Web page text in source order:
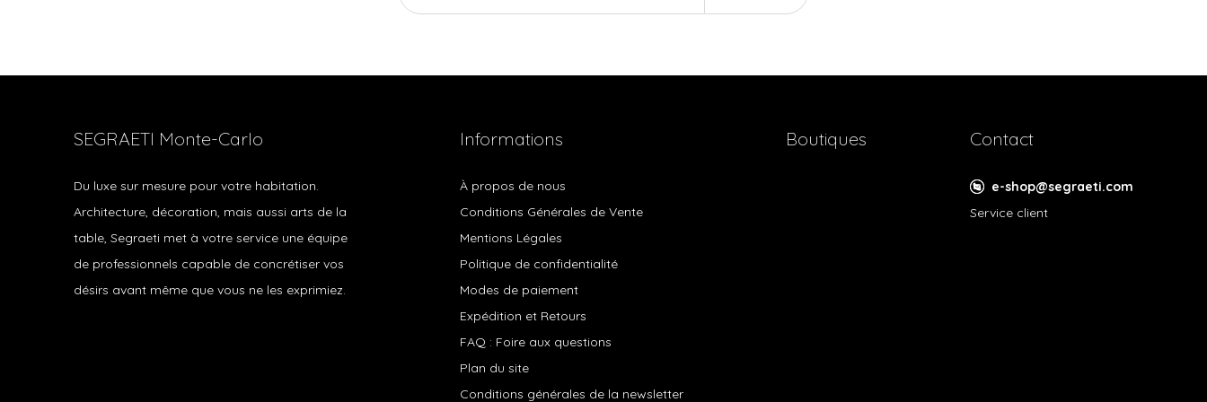
SEGRAETI Monte-Carlo
Du luxe sur mesure pour votre habitation.
Architecture, décoration, mais aussi arts de la
table, Segraeti met à votre service une équipe
de professionnels capable de concrétiser vos
désirs avant même que vous ne les exprimiez.
Informations
À propos de nous
Conditions Générales de Vente
Mentions Légales
Politique de confidentialité
Modes de paiement
Expédition et Retours
FAQ : Foire aux questions
Plan du site
Conditions générales de la newsletter
Boutiques Contact
e-shop@segraeti.com
Service client